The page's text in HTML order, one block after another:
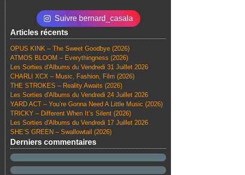
Suivre bernard_casala
Articles récents
OPUS KINK – The Sweet Goodbye (2026)
ATMOS BLOOM – Everythingness (2026)
Les Sorties d'Albums du Vendredi 31 Juillet 2026
CHARLI XCX – Music, Fashion, Film (2026)
THE STROKES – Reality Awaits (2026)
Les Sorties d'Albums du Vendredi 24 Juillet 2026
YARD ACT – You’re Gonna Need A Little Music (2026)
TRICKY – Different When It’s Silent (2026)
Les Sorties d'Albums du Vendredi 17 Juillet 2026
SHE’S GREEN – Swallowtail (2026)
Derniers commentaires